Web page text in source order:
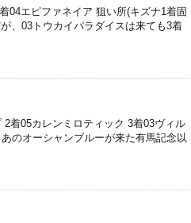
04エピファネイア 狙い所(キズナ1着固
、03トウカイパラダイスは来ても3着
着05カレンミロティック 3着03ヴィル
のオーシャンブルーが来た有馬記念以